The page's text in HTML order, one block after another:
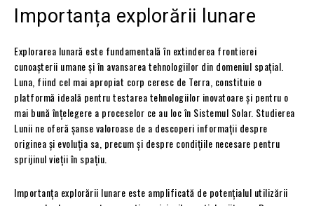
Importanța explorării lunare
Explorarea lunară este fundamentală în extinderea frontierei
cunoașterii umane și în avansarea tehnologiilor din domeniul spațial.
Luna, fiind cel mai apropiat corp ceresc de Terra, constituie o
platformă ideală pentru testarea tehnologiilor inovatoare și pentru o
mai bună înțelegere a proceselor ce au loc în Sistemul Solar. Studierea
Lunii ne oferă șanse valoroase de a descoperi informații despre
originea și evoluția sa, precum și despre condițiile necesare pentru
sprijinul vieții în spațiu.
Importanța explorării lunare este amplificată de potențialul utilizării